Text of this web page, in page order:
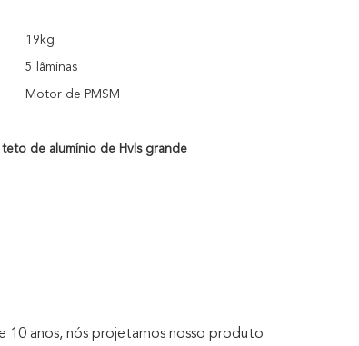
19kg
5 lâminas
Motor de PMSM
teto de alumínio de Hvls grande
anos, nós projetamos nosso produto